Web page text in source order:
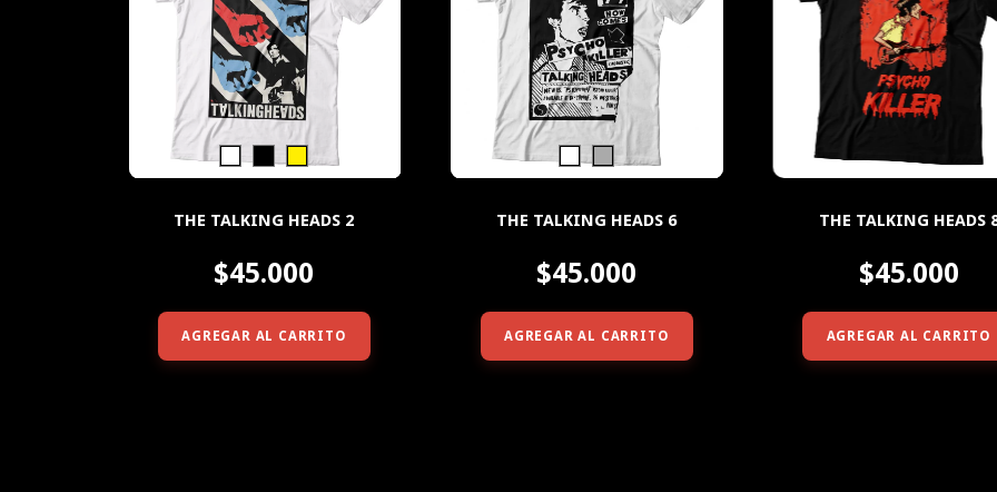
THE TALKING HEADS 2
$45.000
AGREGAR AL CARRITO
THE TALKING HEADS 6
$45.000
AGREGAR AL CARRITO
THE TALKING HEADS
$45.000
AGREGAR AL CARRITO